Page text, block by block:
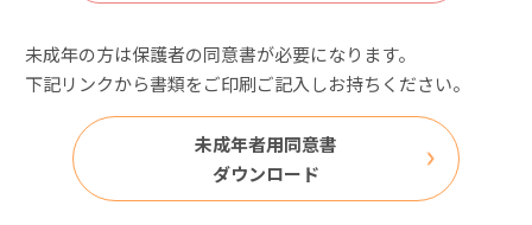
未成年の方は保護者の同意書が必要になります。
下記リンクから書類をご印刷ご記入しお持ちください。
未成年者用同意書
ダウンロード